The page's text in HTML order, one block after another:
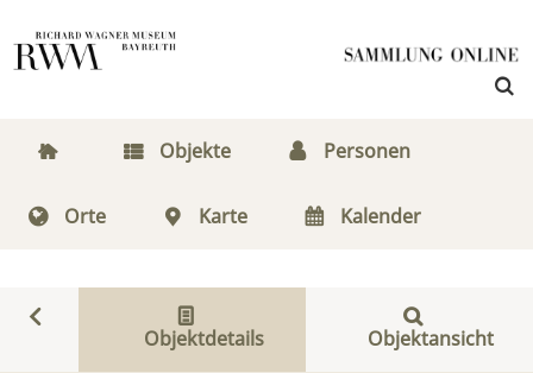
Objekte Personen
Orte Karte Kalender
Objektdetails Objektansicht